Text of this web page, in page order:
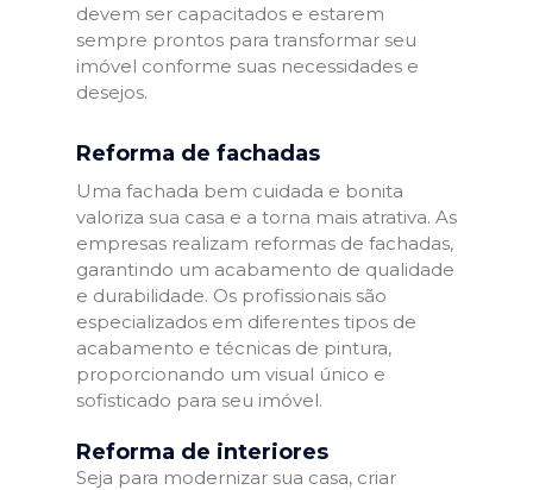
devem ser capacitados e estarem
sempre prontos para transformar seu
imóvel conforme suas necessidades e
desejos.
Reforma de fachadas
Uma fachada bem cuidada e bonita
valoriza sua casa e a torna mais atrativa. As
empresas realizam reformas de fachadas,
garantindo um acabamento de qualidade
e durabilidade. Os profissionais são
especializados em diferentes tipos de
acabamento e técnicas de pintura,
proporcionando um visual único e
sofisticado para seu imóvel.
Reforma de interiores
Seja para modernizar sua casa, criar